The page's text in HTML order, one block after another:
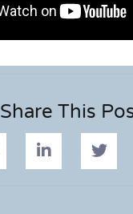
Share This